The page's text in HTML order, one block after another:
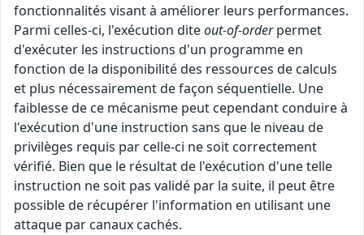
fonctionnalités visant à améliorer leurs performances.
Parmi celles-ci, l'exécution diteout-of-orderpermet
d'exécuter les instructions d'un programme en
fonction de la disponibilité des ressources de calculs
et plus nécessairement de façon séquentielle. Une
faiblesse de ce mécanisme peut cependant conduire à
l'exécution d'une instruction sans que le niveau de
privilèges requis par celle-ci ne soit correctement
vérifié. Bien que le résultat de l'exécution d'une telle
instruction ne soit pas validé par la suite, il peut être
possible de récupérer l'information en utilisant une
attaque par canaux cachés.